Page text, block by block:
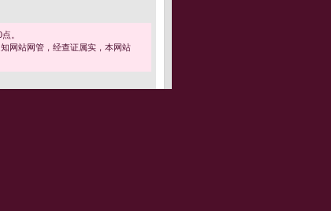
。
网站网管，经查证属实，本网站